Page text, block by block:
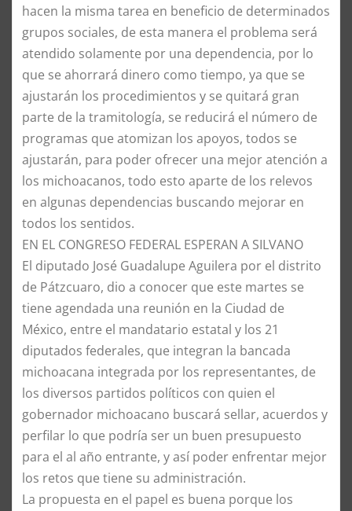
hacen la misma tarea en beneficio de determinados
grupos sociales, de esta manera el problema será
atendido solamente por una dependencia, por lo
que se ahorrará dinero como tiempo, ya que se
ajustarán los procedimientos y se quitará gran
parte de la tramitología, se reducirá el número de
programas que atomizan los apoyos, todos se
ajustarán, para poder ofrecer una mejor atención a
los michoacanos, todo esto aparte de los relevos
en algunas dependencias buscando mejorar en
todos los sentidos.
EN EL CONGRESO FEDERAL ESPERAN A SILVANO
El diputado José Guadalupe Aguilera por el distrito
de Pátzcuaro, dio a conocer que este martes se
tiene agendada una reunión en la Ciudad de
México, entre el mandatario estatal y los 21
diputados federales, que integran la bancada
michoacana integrada por los representantes, de
los diversos partidos políticos con quien el
gobernador michoacano buscará sellar, acuerdos y
perfilar lo que podría ser un buen presupuesto
para el al año entrante, y así poder enfrentar mejor
los retos que tiene su administración.
La propuesta en el papel es buena porque los